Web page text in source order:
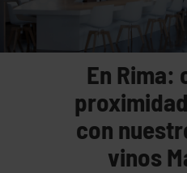
En Rima:
con
vinos